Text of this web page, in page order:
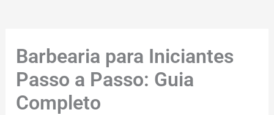
Barbearia para Iniciantes
Passo a Passo: Guia
Completo